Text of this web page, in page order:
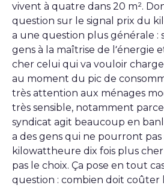
vivent à quatre dans 20 m².
question sur le signal prix du
a une question plus générale :
gens à la maîtrise de l’énergie
cher celui qui va vouloir
au moment du pic de
très attention aux ménages
très sensible, notamment
syndicat agit beaucoup en
a des gens qui ne pourront pas
kilowattheure dix fois plus
pas le choix. Ça pose en tout
question : combien doit